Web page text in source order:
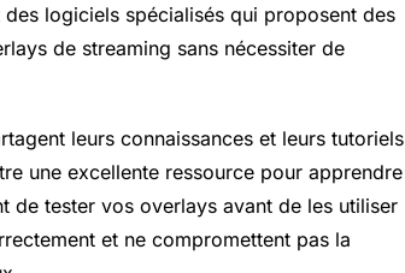
logiciels spécialisés qui proposent des
de streaming sans nécessiter de
leurs connaissances et leurs tutoriels
une excellente ressource pour apprendre
de tester vos overlays avant de les utiliser
et ne compromettent pas la